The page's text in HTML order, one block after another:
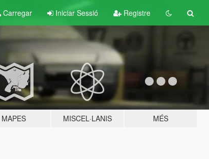
Carregar Iniciar Sessió Registre
MAPES MISCEL·LANIS MÉS